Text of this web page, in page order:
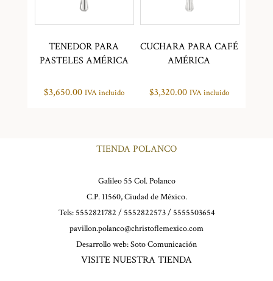
TENEDOR PARA
PASTELES AMÉRICA
$3,650.00 IVA incluido
CUCHARA PARA CAFÉ
AMÉRICA
$3,320.00 IVA incluido
TIENDA POLANCO
Galileo 55 Col. Polanco
C.P. 11560, Ciudad de México.
Tels: 5552821782 / 5552822573 / 5555503654
pavillon.polanco@christoflemexico.com
Desarrollo web:Soto Comunicación
VISITE NUESTRA TIENDA